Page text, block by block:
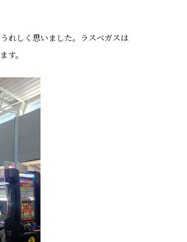
れしく思いました。ラスベガスは
す。